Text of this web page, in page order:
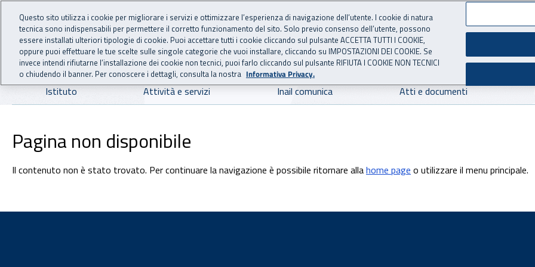
Vai al menu principale
Vai al contenuto principale
INAIL - Istituto Nazionale per l'Assicurazione
Navigazione principale
Istituto Attività e servizi Inail comunica Atti e documenti
Pagina non disponibile
Il contenuto non è stato trovato. Per continuare la navigazione è possibile ritornare allahome page o utilizzare il menu principale.
Questo sito utilizza i cookie per migliorare i servizi e ottimizzare l’esperienza di navigazione dell’utente. I cookie di natura
tecnica sono indispensabili per permettere il corretto funzionamento del sito. Solo previo consenso dell’utente, possono
essere installati ulteriori tipologie di cookie. Puoi accettare tutti i cookie cliccando sul pulsante ACCETTA TUTTI I COOKIE,
oppure puoi effettuare le tue scelte sulle singole categorie che vuoi installare, cliccando su IMPOSTAZIONI DEI COOKIE. Se
invece intendi rifiutarne l’installazione dei cookie non tecnici, puoi farlo cliccando sul pulsante RIFIUTA I COOKIE NON TECNICI
o chiudendo il banner. Per conoscere i dettagli, consulta la nostra Informativa Privacy.